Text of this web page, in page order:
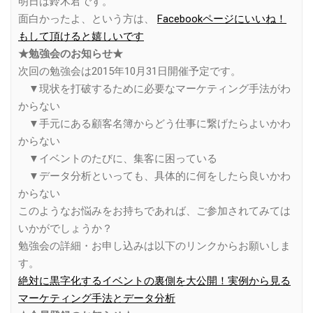
面白かったよ、という方は、
Facebookページにいいね！
もして頂けると嬉しいです
★勉強会のお知らせ★
次回の勉強会は2015年10月31日開催予定です。
▼現状を打破するために必要なマーケティング手法がわ
からない
▼手元にある顧客名簿からどう仕事に繋げたらよいかわ
からない
▼イベントのたびに、集客に困っている
▼データ分析といっても、具体的に何をしたら良いかわ
からない
このようなお悩みをお持ちであれば、ご参加されてみては
いかがでしょうか？
勉強会の詳細・お申し込みは以下のリンクからお願いしま
す。
絶対に黒字化するイベントの裏側を大公開！実例から見る
マーケティング手法とデータ分析